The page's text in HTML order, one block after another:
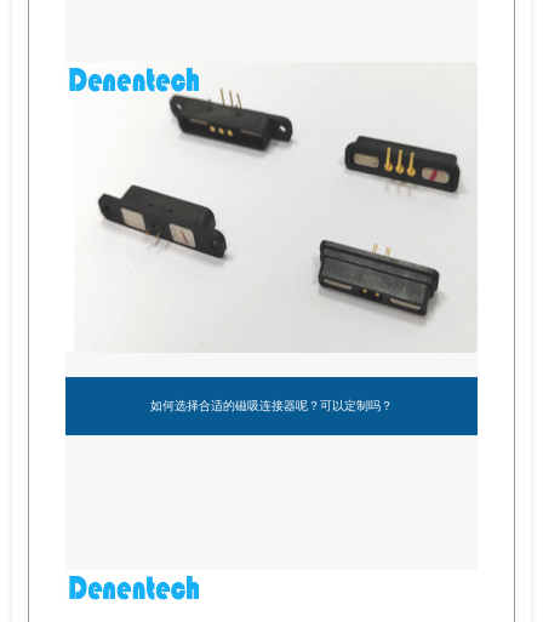
如何选择合适的磁吸连接器呢？可以定制吗？